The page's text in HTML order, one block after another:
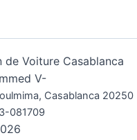
Voiture Casablanca
V-
Casablanca 20250
081709